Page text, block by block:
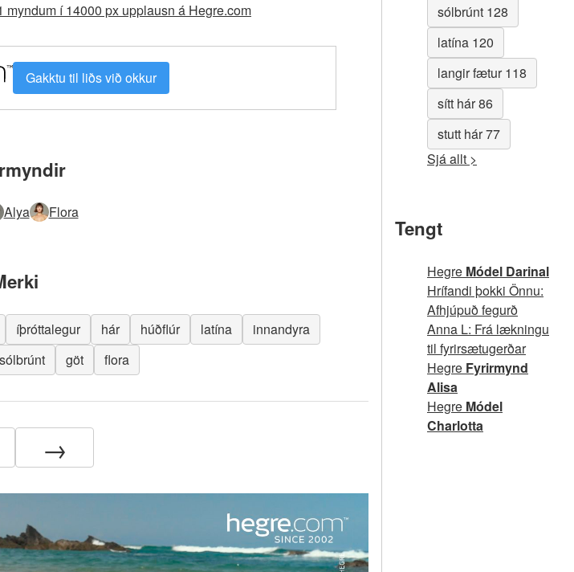
í 14000 px upplausn á Hegre.com
Gakktu til liðs við okkur
Alya Flora
íþróttalegur hár húðflúr latína
innandyra
sólbrúnt göt flora
→
sólbrúnt 128
latína 120
langir fætur 118
sítt hár 86
stutt hár 77
Sjá allt >
Tengt
Hegre Módel Darinal
Hrífandi þokki Önnu:
Afhjúpuð fegurð
Anna L: Frá lækningu
til fyrirsætugerðar
Hegre Fyrirmynd
Alisa
Hegre Módel
Charlotta